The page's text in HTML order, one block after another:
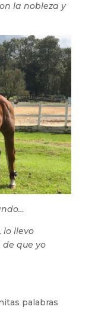
la nobleza y
lo llevo
que yo
palabras